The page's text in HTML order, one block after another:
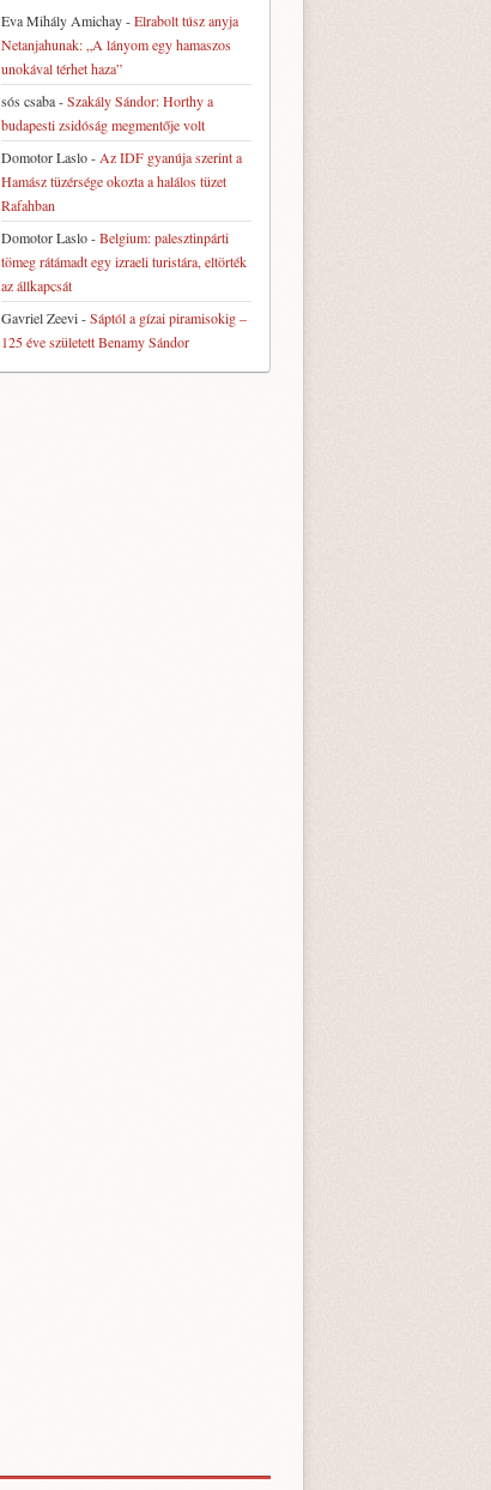
Eva Mihály Amichay-Elrabolt túsz anyja
Netanjahunak: „A lányom egy hamaszos
unokával térhet haza”
sós csaba-Szakály Sándor: Horthy a
budapesti zsidóság megmentője volt
Domotor Laslo- Az IDF gyanúja szerint a
Hamász tüzérsége okozta a halálos tüzet
Rafahban
Domotor Laslo-Belgium: palesztinpárti
tömeg rátámadt egy izraeli turistára, eltörték
az állkapcsát
Gavriel Zeevi-Sáptól a gízai piramisokig –
125 éve született Benamy Sándor